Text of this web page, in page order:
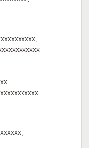
、
、